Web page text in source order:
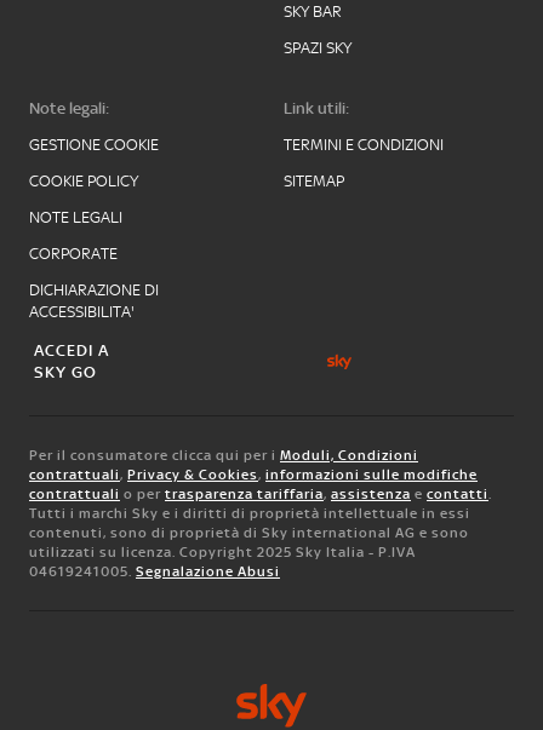
SKY BAR
SPAZI SKY
Note legali:
GESTIONE COOKIE
COOKIE POLICY
NOTE LEGALI
CORPORATE
DICHIARAZIONE DI
ACCESSIBILITA'
Link utili:
TERMINI E CONDIZIONI
SITEMAP
ACCEDI A
SKY GO
Per il consumatore clicca qui per i Moduli, Condizioni
contrattuali, Privacy & Cookies, informazioni sulle modifiche
contrattuali o per trasparenza tariffaria, assistenza e contatti.
Tutti i marchi Sky e i diritti di proprietà intellettuale in essi
contenuti, sono di proprietà di Sky international AG e sono
utilizzati su licenza. Copyright 2025 Sky Italia - P.IVA
04619241005. Segnalazione Abusi